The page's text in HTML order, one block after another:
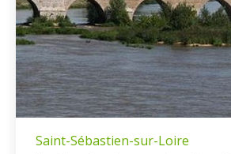
Saint-Sébastien-sur-Loire